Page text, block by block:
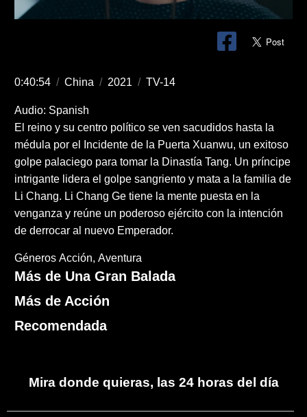
0:40:54 / China / 2021 / TV-14
Audio: Spanish
El reino y su centro político se ven sacudidos hasta la
médula por el Incidente de la Puerta Xuanwu, un exitoso
golpe palaciego para tomar la Dinastía Tang. Un príncipe
intrigante lidera el golpe sangriento y mata a la familia de
Li Chang. Li Chang Ge tiene la mente puesta en la
venganza y reúne un poderoso ejército con la intención
de derrocar al nuevo Emperador.
Géneros Acción Aventura
Más de Una Gran Balada
Más de Acción
Recomendada
Mira donde quieras, las 24 horas del día